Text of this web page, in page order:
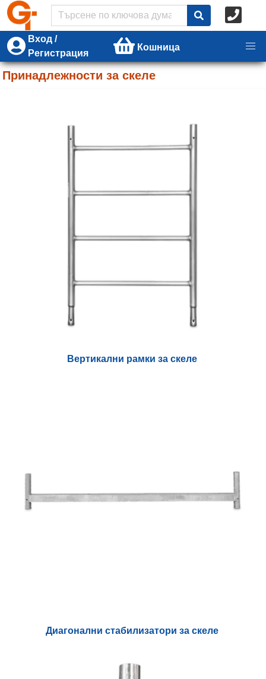
Вход /
Регистрация
Кошница
Принадлежности за скеле
Вертикални рамки за скеле
Диагонални стабилизатори за скеле